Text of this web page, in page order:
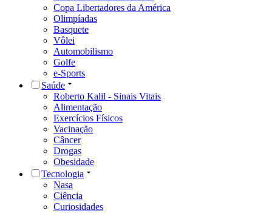
Copa Libertadores da América
Olimpíadas
Basquete
Vôlei
Automobilismo
Golfe
e-Sports
Saúde
Roberto Kalil - Sinais Vitais
Alimentação
Exercícios Físicos
Vacinação
Câncer
Drogas
Obesidade
Tecnologia
Nasa
Ciência
Curiosidades